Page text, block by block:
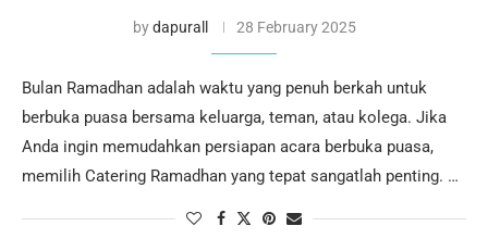
bydapurall 28 February 2025
Bulan Ramadhan adalah waktu yang penuh berkah untuk
berbuka puasa bersama keluarga, teman, atau kolega. Jika
Anda ingin memudahkan persiapan acara berbuka puasa,
memilih Catering Ramadhan yang tepat sangatlah penting. …